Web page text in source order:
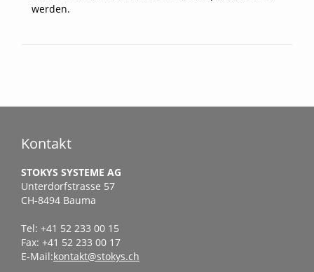
werden.
Kontakt
STOKYS SYSTEME AG
Unterdorfstrasse 57
CH-8494 Bauma
Tel: +41 52 233 00 15
Fax: +41 52 233 00 17
E-Mail:kontakt@stokys.ch